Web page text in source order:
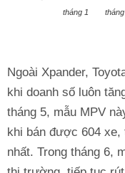
tháng 1
Ngoài Xpander,
khi doanh số luôn
tháng 5, mẫu MPV
khi bán được 604
nhất. Trong tháng 6,